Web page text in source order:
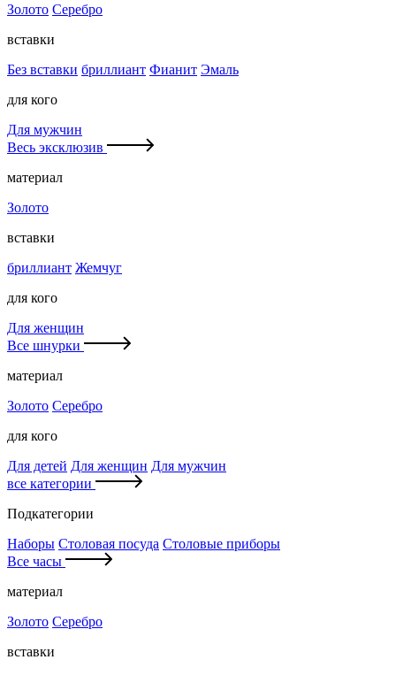
Золото Серебро
вставки
Без вставки бриллиант Фианит Эмаль
для кого
Для мужчин
Весь эксклюзив
материал
Золото
вставки
бриллиант Жемчуг
для кого
Для женщин
Все шнурки
материал
Золото Серебро
для кого
Для детей Для женщин Для мужчин
все категории
Подкатегории
Наборы Столовая посуда Столовые приборы
Все часы
материал
Золото Серебро
вставки